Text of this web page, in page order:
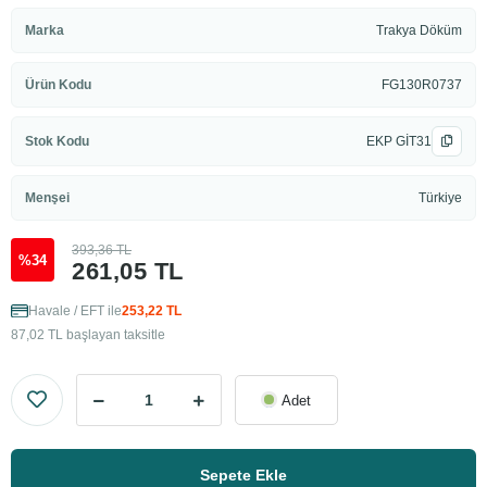
Marka Trakya Döküm
Ürün Kodu FG130R0737
Stok Kodu EKP GİT31
Menşei Türkiye
%34 261,05 TL
393,36 TL
Havale / EFT ile253,22 TL
87,02 TL başlayan taksitle
Adet
Sepete Ekle